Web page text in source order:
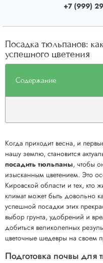
+7 (999)
Посадка тюльпанов:
успешного цветения
Содержание
Когда приходит весна, и
нашу землю, становится
посадить тюльпаны, чтобы
изысканным цветением. Это
Kировской области и тех, кто
климат может быть довольно
успешной посадки этих
выбор грунта, удобрений и
добиться великолепных
цветочные шедевры на своем
Подготовка почвы для